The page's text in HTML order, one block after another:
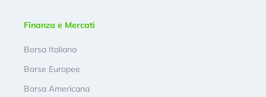
Finanza e Mercati
Borsa Italiana
Borse Europee
Borsa Americana